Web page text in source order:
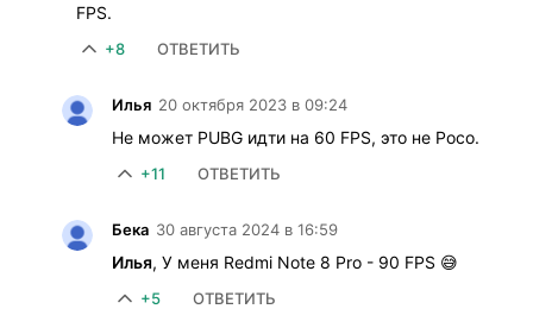
FPS.
+8 ОТВЕТИТЬ
Илья 20 октября 2023 в 09:24
Не может PUBG идти на 60 FPS, это не Poco.
+11 ОТВЕТИТЬ
Бека 30 августа 2024 в 16:59
Илья, У меня Redmi Note 8 Pro - 90 FPS 😅
+5 ОТВЕТИТЬ